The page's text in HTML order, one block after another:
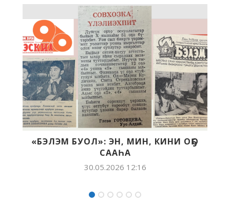
МИН, КИНИ ОҔО
МЭҤЭ ХАҤАЛАС